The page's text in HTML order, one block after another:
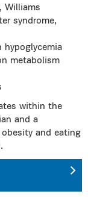
Williams
syndrome,
hypoglycemia
metabolism
within the
and a
and eating